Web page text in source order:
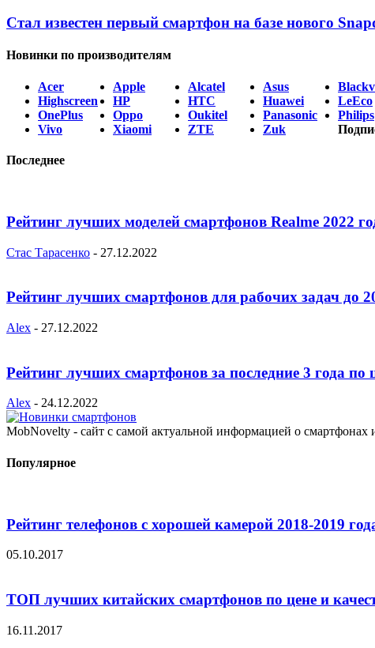
Стал известен первый смартфон на базе нового
Новинки по производителям
Acer Apple Alcatel Asus
Highscreen
HP HTC Huawei LeEco
OnePlus
Oppo Oukitel Panasonic Philips
Vivo
Xiaomi ZTE Zuk
Последнее
Рейтинг лучших моделей смартфонов Realme 2022
Стас Тарасенко - 27.12.2022
Рейтинг лучших смартфонов для рабочих задач до
Alex - 27.12.2022
Рейтинг лучших смартфонов за последние 3 года по
Alex - 24.12.2022
MobNovelty - сайт с самой актуальной информацией о
Популярное
Рейтинг телефонов с хорошей камерой 2018-2019
05.10.2017
ТОП лучших китайских смартфонов по цене и
16.11.2017